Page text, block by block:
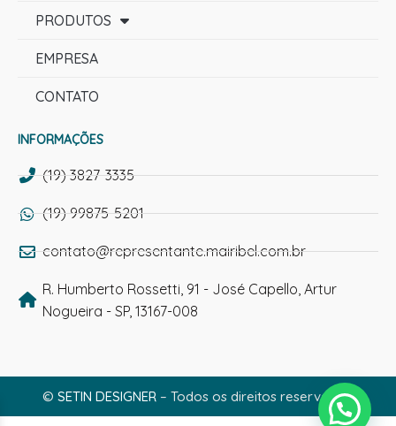
PRODUTOS
EMPRESA
CONTATO
INFORMAÇÕES
(19) 3827-3335
(19) 99875-5201
contato@representante.mairibel.com.br
R. Humberto Rossetti, 91 - José Capello, Artur
Nogueira - SP, 13167-008
© SETIN DESIGNER– Todos os direitos reservados.